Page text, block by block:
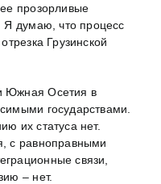
прозорливые
Я думаю, что процесс
Грузинской
Южная Осетия в
государствами.
их статуса нет.
с равноправными
связи,
– нет.